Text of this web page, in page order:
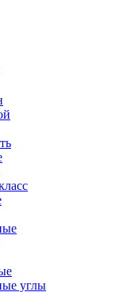
углы